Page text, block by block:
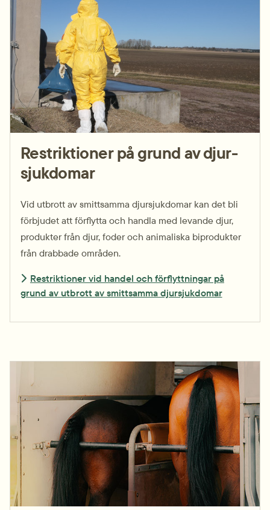
Restriktioner på grund av djur­
sjukdomar
Vid utbrott av smitt­samma djur­sjukdomar kan det bli
förbjudet att förflytta och handla med levande djur,
produkter från djur, foder och animaliska bi­produkter
från drabbade områden.
Restriktioner vid handel och förflyttningar på
grund av utbrott av smittsamma djursjukdomar